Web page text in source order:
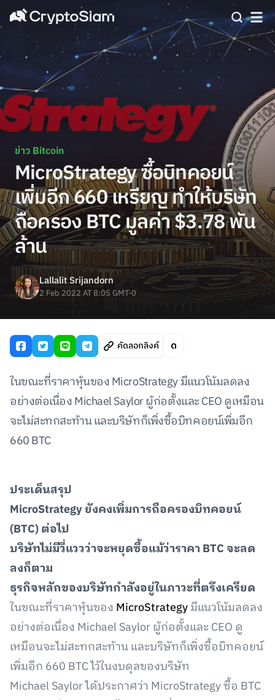
ข่าว Bitcoin
MicroStrategy ซื้อบิทคอยน์
เพิ่มอีก 660 เหรียญ ทำให้บริษัท
ถือครอง BTC มูลค่า $3.78 พัน
ล้าน
Lallalit Srijandorn
2 Feb 2022 AT 8:05 GMT-0
คัดลอกลิงค์
ในขณะที่ราคาหุ้นของ MicroStrategy มีแนวโน้มลดลง
อย่างต่อเนื่อง Michael Saylor ผู้ก่อตั้งและ CEO ดูเหมือน
จะไม่สะทกสะท้าน และบริษัทก็เพิ่งซื้อบิทคอยน์เพิ่มอีก
660 BTC
ประเด็นสรุป
MicroStrategyยังคงเพิ่มการถือครองบิทคอยน์
(BTC)ต่อไป
บริษัทไม่มีวี่แววว่าจะหยุดซื้อแม้ว่าราคา BTCจะลด
ลงก็ตาม
ธุรกิจหลักของบริษัทกำลังอยู่ในภาวะที่ตรึงเครียด
ในขณะที่ราคาหุ้นของ MicroStrategyมีแนวโน้มลดลง
อย่างต่อเนื่อง Michael Saylor ผู้ก่อตั้งและ CEO ดู
เหมือนจะไม่สะทกสะท้าน และบริษัทก็เพิ่งซื้อบิทคอยน์
เพิ่มอีก 660 BTC ไว้ในงบดุลของบริษัท
Michael Saylor ได้ประกาศว่า MicroStrategy ซื้อ BTC